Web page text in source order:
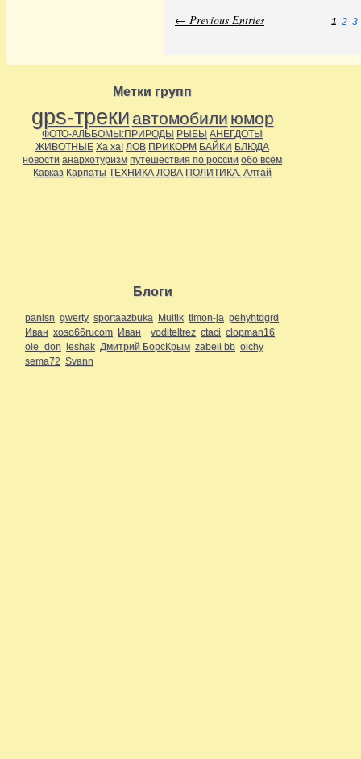
← Previous Entries 1 2 3
Метки групп
gps-треки автомобили юмор
ФОТО-АЛЬБОМЫ:ПРИРОДЫ РЫБЫ АНЕГДОТЫ
ЖИВОТНЫЕ Ха ха! ЛОВ ПРИКОРМ БАЙКИ БЛЮДА
новости анархотуризм путешествия по россии обо всём
Кавказ Карпаты ТЕХНИКА ЛОВА ПОЛИТИКА. Алтай
Блоги
panisn qwerty sportaazbuka Multik timon-ja pehyhtdgrd
Иван xoso66rucom Иван voditeltrez ctaci clopman16
ole_don leshak Дмитрий БорсКрым zabeii bb olchy
sema72 Svann